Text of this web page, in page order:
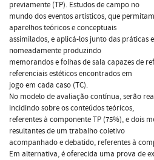
previamente (TP). Estudos de campo no
mundo dos eventos artísticos, que
aparelhos teóricos e conceptuais
assimilados, e aplicá-los junto das práticas
nomeadamente produzindo
memorandos e folhas de sala capazes de
referenciais estéticos encontrados em
jogo em cada caso (TC).
No modelo de avaliação contínua, serão
incidindo sobre os conteúdos teóricos,
referentes à componente TP (75%), e dois
resultantes de um trabalho coletivo
acompanhado e debatido, referentes à
Em alternativa, é oferecida uma prova de